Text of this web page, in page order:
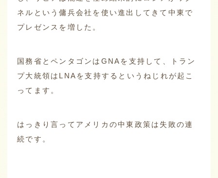
ネルという傭兵会社を使い進出してきて中東で
プレゼンスを増した。
国務省とペンタゴンはGNAを支持して、トラン
プ大統領はLNAを支持するというねじれが起こ
ってます。
はっきり言ってアメリカの中東政策は失敗の連
続です。